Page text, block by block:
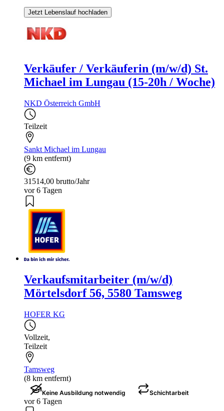
Jetzt Lebenslauf hochladen
Verkäufer / Verkäuferin (m/w/d) St.
Michael im Lungau (15-20h / Woche)
NKD Österreich GmbH
Teilzeit
Sankt Michael im Lungau
(9 km entfernt)
31514,00 brutto/Jahr
vor 6 Tagen
Verkaufsmitarbeiter (m/w/d)
Mörtelsdorf 56, 5580 Tamsweg
HOFER KG
Vollzeit,
Teilzeit
Tamsweg
(8 km entfernt)
Keine Ausbildung notwendig Schichtarbeit
vor 6 Tagen